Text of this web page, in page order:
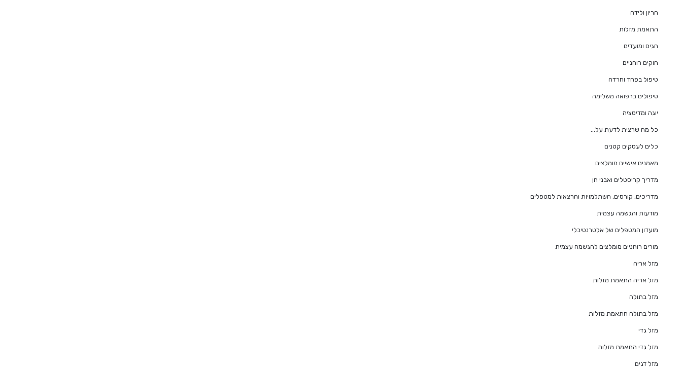
הריון ולידה
התאמת מזלות
חגים ומועדים
חוקים רוחניים
טיפול בפחד וחרדה
טיפולים ברפואה משלימה
יוגה ומדיטציה
כל מה שרצית לדעת על…
כלים לעסקים קטנים
מאמנים אישיים מומלצים
מדריך קריסטלים ואבני חן
מדריכים, קורסים, השתלמויות והרצאות למטפלים
מודעות והגשמה עצמית
מועדון המטפלים של אלטרנטיבלי
מורים רוחניים מומלצים להגשמה עצמית
מזל אריה
מזל אריה התאמת מזלות
מזל בתולה
מזל בתולה התאמת מזלות
מזל גדי
מזל גדי התאמת מזלות
מזל דגים